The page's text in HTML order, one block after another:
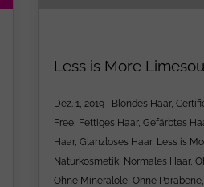
Less is More
Dez. 1, 2019 | Blondes Haar,
Free Fettiges Haar, Gefärbtes
Haar, Glanzloses Haar, Less is
Naturkosmetik Normales Haar,
Ohne Mineralöle Ohne Parabene